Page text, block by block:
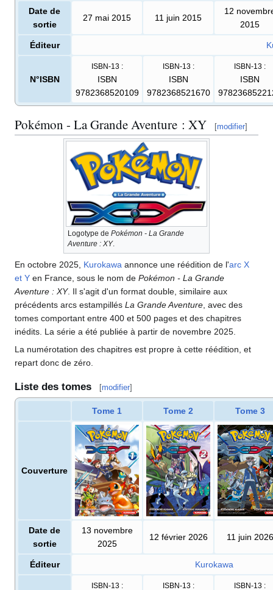
Date de
sortie
27 mai 2015 11 juin 2015
12
2015
Éditeur
N°ISBN
ISBN-13 :
ISBN
9782368520109
ISBN-13 :
ISBN
9782368521670
ISBN-13 :
ISBN
Pokémon - La Grande Aventure : XY [modifier]
Logotype de Pokémon - La Grande
Aventure : XY.
En octobre 2025, Kurokawa annonce une réédition de l'arc X
et Y en France, sous le nom de Pokémon - La Grande
Aventure : XY. Il s'agit d'un format double, similaire aux
précédents arcs estampillés La Grande Aventure, avec des
tomes comportant entre 400 et 500 pages et des chapitres
inédits. La série a été publiée à partir de novembre 2025.
La numérotation des chapitres est propre à cette réédition, et
repart donc de zéro.
Liste des tomes [modifier]
Tome 1 Tome 2 Tome 3
Couverture
Date de
sortie
13 novembre
2025
12 février 2026 11 juin 2026
Éditeur Kurokawa
ISBN-13 : ISBN-13 : ISBN-13 :